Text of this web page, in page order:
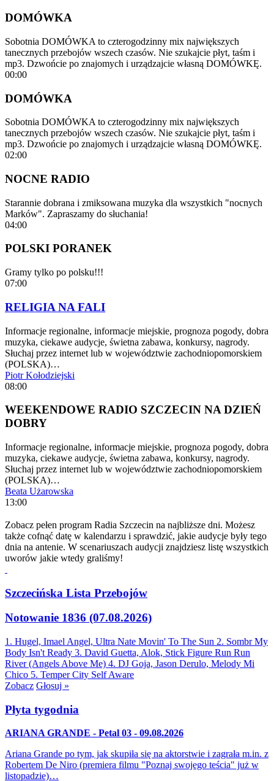
DOMÓWKA
Sobotnia DOMÓWKA to czterogodzinny mix największych
tanecznych przebojów wszech czasów. Nie szukajcie płyt, taśm i
mp3. Dzwońcie po znajomych i urządzajcie własną DOMÓWKĘ.
00:00
DOMÓWKA
Sobotnia DOMÓWKA to czterogodzinny mix największych
tanecznych przebojów wszech czasów. Nie szukajcie płyt, taśm i
mp3. Dzwońcie po znajomych i urządzajcie własną DOMÓWKĘ.
02:00
NOCNE RADIO
Starannie dobrana i zmiksowana muzyka dla wszystkich "nocnych
Marków". Zapraszamy do słuchania!
04:00
POLSKI PORANEK
Gramy tylko po polsku!!!
07:00
RELIGIA NA FALI
Informacje regionalne, informacje miejskie, prognoza pogody, dobra
muzyka, ciekawe audycje, świetna zabawa, konkursy, nagrody.
Słuchaj przez internet lub w województwie zachodniopomorskiem
(POLSKA)…
Piotr Kołodziejski
08:00
WEEKENDOWE RADIO SZCZECIN NA DZIEŃ
DOBRY
Informacje regionalne, informacje miejskie, prognoza pogody, dobra
muzyka, ciekawe audycje, świetna zabawa, konkursy, nagrody.
Słuchaj przez internet lub w województwie zachodniopomorskiem
(POLSKA)…
Beata Użarowska
13:00
Zobacz pełen program Radia Szczecin na najbliższe dni. Możesz
także cofnąć datę w kalendarzu i sprawdzić, jakie audycje były tego
dnia na antenie. W scenariuszach audycji znajdziesz listę wszystkich
uworów jakie wtedy graliśmy!
Szczecińska Lista Przebojów
Notowanie 1836 (07.08.2026)
1. Hugel, Imael Angel, Ultra Nate Movin' To The Sun 2. Sombr My
Body Isn't Ready 3. David Guetta, Alok, Stick Figure Run Run
River (Angels Above Me) 4. DJ Goja, Jason Derulo, Melody Mi
Chico 5. Temper City Self Aware
Zobacz Głosuj »
Płyta tygodnia
ARIANA GRANDE - Petal 03 - 09.08.2026
Ariana Grande po tym, jak skupiła się na aktorstwie i zagrała m.in. z
Robertem De Niro (premiera filmu "Poznaj swojego teścia" już w
listopadzie)…